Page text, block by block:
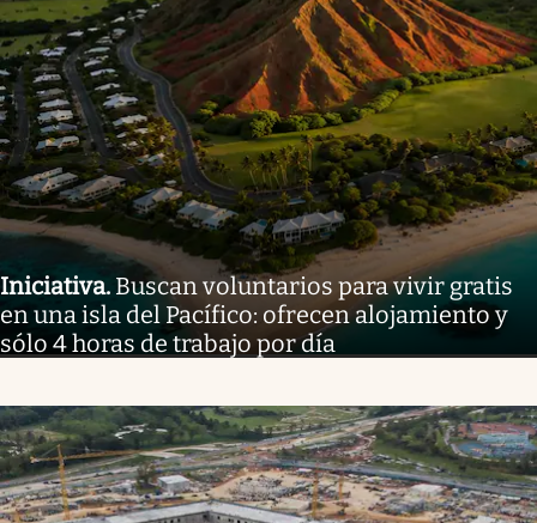
Iniciativa. Buscan voluntarios para vivir gratis
en una isla del Pacífico: ofrecen alojamiento y
sólo 4 horas de trabajo por día